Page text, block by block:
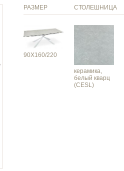
РАЗМЕР СТОЛЕШНИЦА
90Х160/220
керамика,
белый кварц
(CESL)